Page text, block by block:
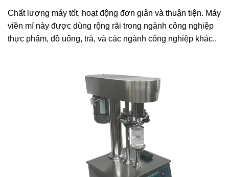
Chất lượng máy tốt, hoạt động đơn giản và thuận tiện. Máy
viền mí này được dùng rộng rãi trong ngành công nghiệp
thực phẩm, đồ uống, trà, và các ngành công nghiệp khác..